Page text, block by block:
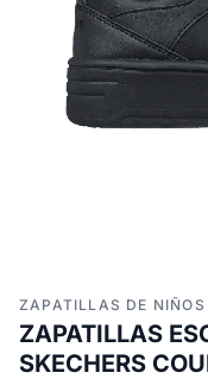
ZAPATILLAS DE
ZAPATILLAS
SKECHERS